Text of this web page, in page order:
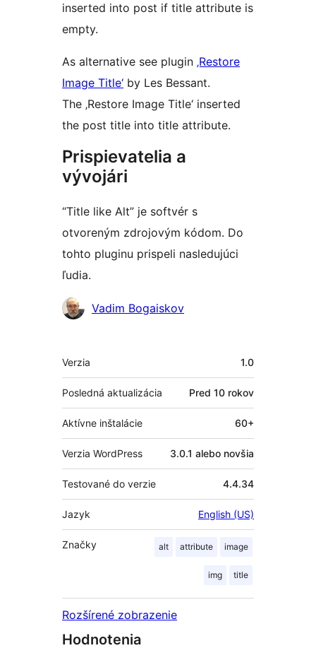
inserted into post if title attribute is
empty.
As alternative see plugin ‚Restore
Image Title‘ by Les Bessant.
The ‚Restore Image Title‘ inserted
the post title into title attribute.
Prispievatelia a
vývojári
“Title like Alt” je softvér s
otvoreným zdrojovým kódom. Do
tohto pluginu prispeli nasledujúci
ľudia.
Prispievatelia
Vadim Bogaiskov
Meta
Verzia 1.0
Posledná aktualizácia Pred 10 rokov
Aktívne inštalácie 60+
Verzia WordPress 3.0.1 alebo novšia
Testované do verzie 4.4.34
Jazyk English (US)
Značky alt attribute image
img title
Rozšírené zobrazenie
Hodnotenia